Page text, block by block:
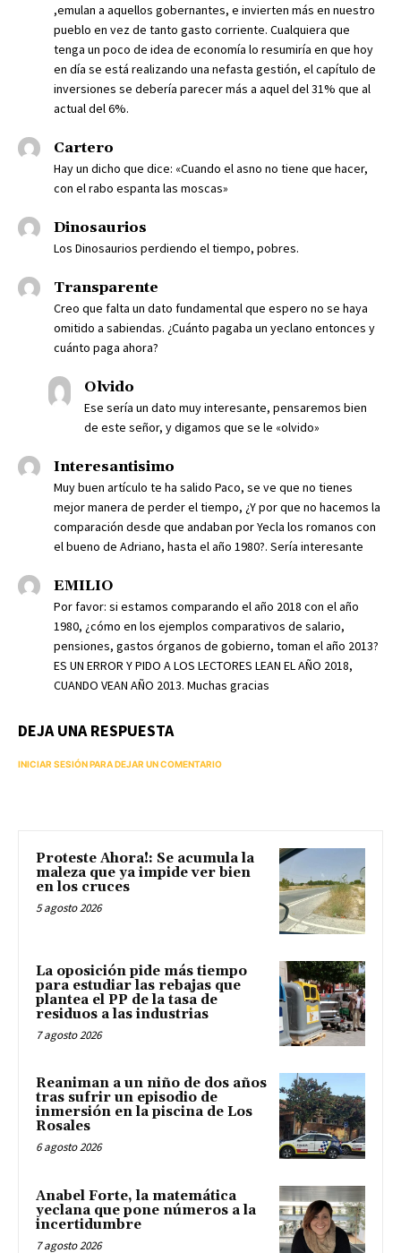
,emulan a aquellos gobernantes, e invierten más en nuestro
pueblo en vez de tanto gasto corriente. Cualquiera que
tenga un poco de idea de economía lo resumiría en que hoy
en día se está realizando una nefasta gestión, el capítulo de
inversiones se debería parecer más a aquel del 31% que al
actual del 6%.
Cartero
Hay un dicho que dice: «Cuando el asno no tiene que hacer,
con el rabo espanta las moscas»
Dinosaurios
Los Dinosaurios perdiendo el tiempo, pobres.
Transparente
Creo que falta un dato fundamental que espero no se haya
omitido a sabiendas. ¿Cuánto pagaba un yeclano entonces y
cuánto paga ahora?
Olvido
Ese sería un dato muy interesante, pensaremos bien
de este señor, y digamos que se le «olvido»
Interesantisimo
Muy buen artículo te ha salido Paco, se ve que no tienes
mejor manera de perder el tiempo, ¿Y por que no hacemos la
comparación desde que andaban por Yecla los romanos con
el bueno de Adriano, hasta el año 1980?. Sería interesante
EMILIO
Por favor: si estamos comparando el año 2018 con el año
1980, ¿cómo en los ejemplos comparativos de salario,
pensiones, gastos órganos de gobierno, toman el año 2013?
ES UN ERROR Y PIDO A LOS LECTORES LEAN EL AÑO 2018,
CUANDO VEAN AÑO 2013. Muchas gracias
DEJA UNA RESPUESTA
INICIAR SESIÓN PARA DEJAR UN COMENTARIO
Proteste Ahora!: Se acumula la
maleza que ya impide ver bien
en los cruces
5 agosto 2026
La oposición pide más tiempo
para estudiar las rebajas que
plantea el PP de la tasa de
residuos a las industrias
7 agosto 2026
Reaniman a un niño de dos años
tras sufrir un episodio de
inmersión en la piscina de Los
Rosales
6 agosto 2026
Anabel Forte, la matemática
yeclana que pone números a la
incertidumbre
7 agosto 2026